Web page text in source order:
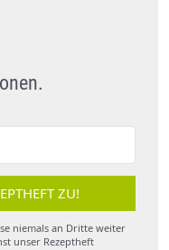
ZU!
niemals an Dritte weiter
unser Rezeptheft